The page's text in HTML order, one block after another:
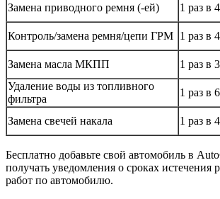
Замена приводного ремня (-ей)
1 раз в
Контроль/замена ремня/цепи ГРМ 1 раз в
Замена масла МКПП
1 раз в
Удаление воды из топливного
фильтра
1 раз в
Замена свечей накала 1 раз в
Бесплатно добавьте свой автомобиль в
получать уведомления о сроках истечения
работ по автомобилю.